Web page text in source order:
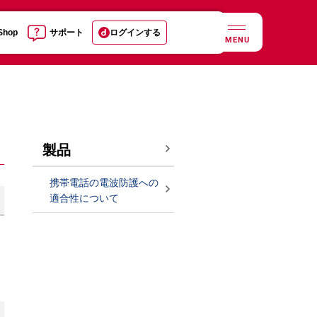
サポート ログインする
MENU
製品
携帯電話の電波防護への
適合性について